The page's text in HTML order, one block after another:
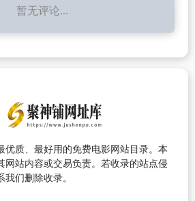
暂无评论...
优质、最好用的免费电影网站目录。本
网站内容或交易负责。若收录的站点侵
们删除收录。